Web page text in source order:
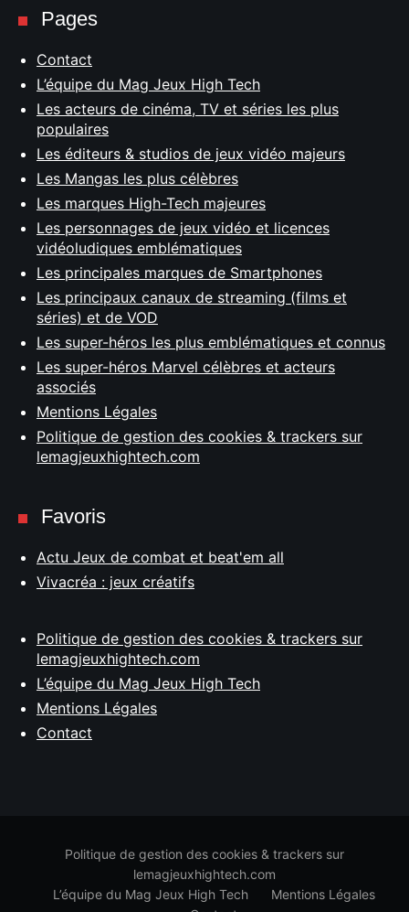
Pages
Contact
L’équipe du Mag Jeux High Tech
Les acteurs de cinéma, TV et séries les plus
populaires
Les éditeurs & studios de jeux vidéo majeurs
Les Mangas les plus célèbres
Les marques High-Tech majeures
Les personnages de jeux vidéo et licences
vidéoludiques emblématiques
Les principales marques de Smartphones
Les principaux canaux de streaming (films et
séries) et de VOD
Les super-héros les plus emblématiques et connus
Les super-héros Marvel célèbres et acteurs
associés
Mentions Légales
Politique de gestion des cookies & trackers sur
lemagjeuxhightech.com
Favoris
Actu Jeux de combat et beat'em all
Vivacréa : jeux créatifs
Politique de gestion des cookies & trackers sur
lemagjeuxhightech.com
L’équipe du Mag Jeux High Tech
Mentions Légales
Contact
Politique de gestion des cookies & trackers sur
lemagjeuxhightech.com
L’équipe du Mag Jeux High Tech
Mentions Légales